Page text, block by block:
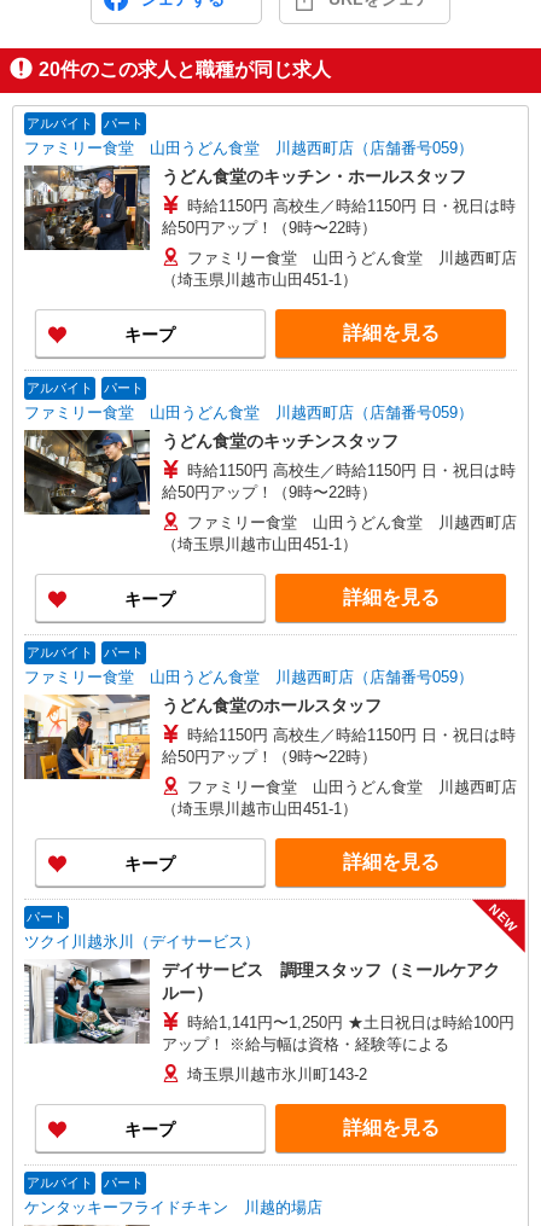
20件のこの求人と職種が同じ求人
アルバイト パート
ファミリー食堂 山田うどん食堂 川越西町店（店舗番号059）
うどん食堂のキッチン・ホールスタッフ
時給1150円 高校生／時給1150円 日・祝日は時
給50円アップ！（9時〜22時）
ファミリー食堂 山田うどん食堂 川越西町店
（埼玉県川越市山田451-1）
キープ 詳細を見る
アルバイト パート
ファミリー食堂 山田うどん食堂 川越西町店（店舗番号059）
うどん食堂のキッチンスタッフ
時給1150円 高校生／時給1150円 日・祝日は時
給50円アップ！（9時〜22時）
ファミリー食堂 山田うどん食堂 川越西町店
（埼玉県川越市山田451-1）
キープ 詳細を見る
アルバイト パート
ファミリー食堂 山田うどん食堂 川越西町店（店舗番号059）
うどん食堂のホールスタッフ
時給1150円 高校生／時給1150円 日・祝日は時
給50円アップ！（9時〜22時）
ファミリー食堂 山田うどん食堂 川越西町店
（埼玉県川越市山田451-1）
キープ 詳細を見る
パート
ツクイ川越氷川（デイサービス）
NEW
デイサービス 調理スタッフ（ミールケアク
ルー）
時給1,141円〜1,250円 ★土日祝日は時給100円
アップ！ ※給与幅は資格・経験等による
埼玉県川越市氷川町143-2
キープ 詳細を見る
アルバイト パート
ケンタッキーフライドチキン 川越的場店